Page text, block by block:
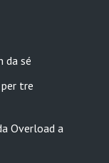
da sé
tre
Overload a